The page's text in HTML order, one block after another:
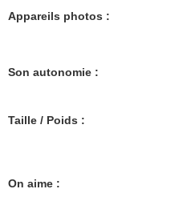
Appareils photos :
Son autonomie :
Taille / Poids :
On aime :